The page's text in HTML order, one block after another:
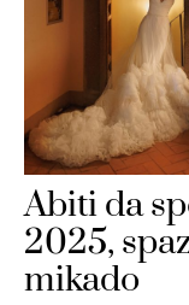
Abiti da
2025,
mikado